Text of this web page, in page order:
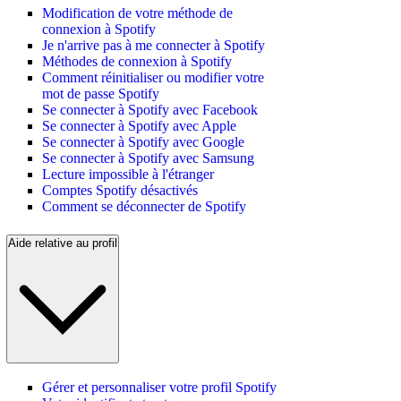
Modification de votre méthode de
connexion à Spotify
Je n'arrive pas à me connecter à Spotify
Méthodes de connexion à Spotify
Comment réinitialiser ou modifier votre
mot de passe Spotify
Se connecter à Spotify avec Facebook
Se connecter à Spotify avec Apple
Se connecter à Spotify avec Google
Se connecter à Spotify avec Samsung
Lecture impossible à l'étranger
Comptes Spotify désactivés
Comment se déconnecter de Spotify
Aide relative au profil
Gérer et personnaliser votre profil Spotify